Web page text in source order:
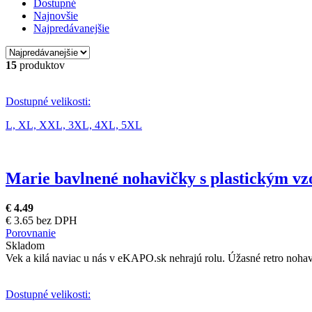
Dostupné
Najnovšie
Najpredávanejšie
15 produktov
Dostupné velikosti:
L, XL, XXL, 3XL, 4XL, 5XL
Marie bavlnené nohavičky s plastickým
€ 4.49
€ 3.65 bez DPH
Porovnanie
Skladom
Vek a kilá naviac u nás v eKAPO.sk nehrajú rolu. Úžasné retro
Dostupné velikosti: